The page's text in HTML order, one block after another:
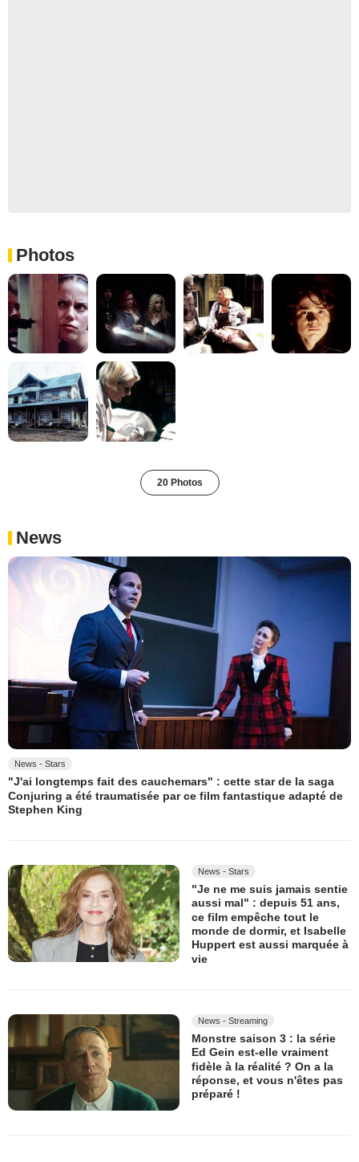
Photos
20 Photos
News
News - Stars
"J'ai longtemps fait des cauchemars" : cette star de la saga
Conjuring a été traumatisée par ce film fantastique adapté de
Stephen King
News - Stars
"Je ne me suis jamais sentie
aussi mal" : depuis 51 ans,
ce film empêche tout le
monde de dormir, et Isabelle
Huppert est aussi marquée à
vie
News - Streaming
Monstre saison 3 : la série
Ed Gein est-elle vraiment
fidèle à la réalité ? On a la
réponse, et vous n'êtes pas
préparé !